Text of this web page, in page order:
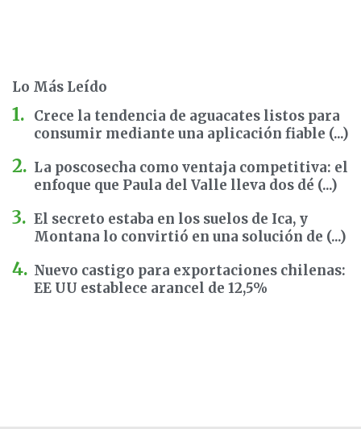
Lo Más Leído
Crece la tendencia de aguacates listos para
consumir mediante una aplicación fiable (...)
La poscosecha como ventaja competitiva: el
enfoque que Paula del Valle lleva dos dé (...)
El secreto estaba en los suelos de Ica, y
Montana lo convirtió en una solución de (...)
Nuevo castigo para exportaciones chilenas:
EE UU establece arancel de 12,5%